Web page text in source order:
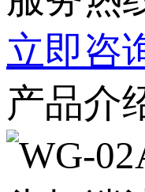
立即咨
产品介